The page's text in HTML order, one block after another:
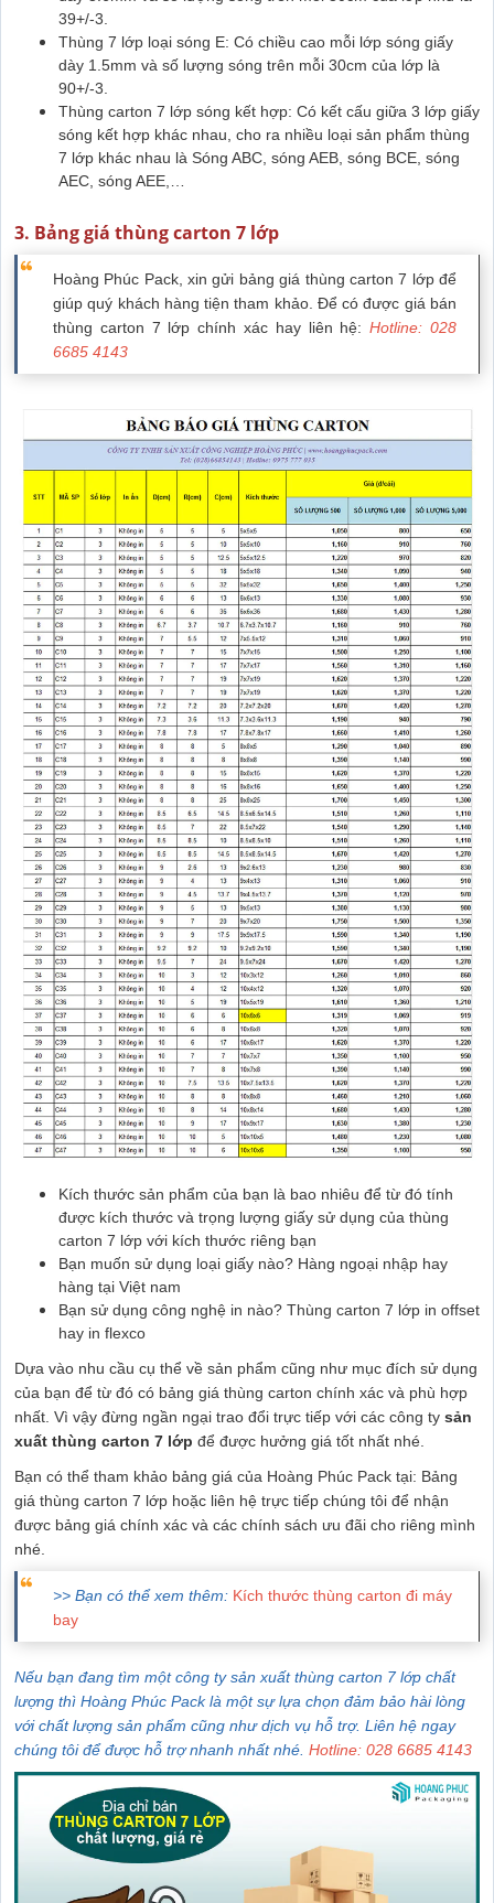
39+/-3.
Thùng 7 lớp loại sóng E: Có chiều cao mỗi lớp sóng giấy
dày 1.5mm và số lượng sóng trên mỗi 30cm của lớp là
90+/-3.
Thùng carton 7 lớp sóng kết hợp: Có kết cấu giữa 3 lớp giấy
sóng kết hợp khác nhau, cho ra nhiều loại sản phẩm thùng
7 lớp khác nhau là Sóng ABC, sóng AEB, sóng BCE, sóng
AEC, sóng AEE,…
3. Bảng giá thùng carton 7 lớp
Hoàng Phúc Pack, xin gửi bảng giá thùng carton 7 lớp để
giúp quý khách hàng tiện tham khảo. Để có được giá bán
thùng carton 7 lớp chính xác hay liên hệ:Hotline: 028
6685 4143
Kích thước sản phẩm của bạn là bao nhiêu để từ đó tính
được kích thước và trọng lượng giấy sử dụng của thùng
carton 7 lớp với kích thước riêng bạn
Bạn muốn sử dụng loại giấy nào? Hàng ngoại nhập hay
hàng tại Việt nam
Bạn sử dụng công nghệ in nào? Thùng carton 7 lớp in offset
hay in flexco
Dựa vào nhu cầu cụ thể về sản phẩm cũng như mục đích sử dụng
của bạn để từ đó có bảng giá thùng carton chính xác và phù hợp
nhất. Vì vậy đừng ngần ngại trao đổi trực tiếp với các công ty sản
xuất thùng carton 7 lớp để được hưởng giá tốt nhất nhé.
Bạn có thể tham khảo bảng giá của Hoàng Phúc Pack tại: Bảng
giá thùng carton 7 lớp hoặc liên hệ trực tiếp chúng tôi để nhận
được bảng giá chính xác và các chính sách ưu đãi cho riêng mình
nhé.
>> Bạn có thể xem thêm: Kích thước thùng carton đi máy
bay
Nếu bạn đang tìm một công ty sản xuất thùng carton 7 lớp chất
lượng thì Hoàng Phúc Pack là một sự lựa chọn đảm bảo hài lòng
với chất lượng sản phẩm cũng như dịch vụ hỗ trợ. Liên hệ ngay
chúng tôi để được hỗ trợ nhanh nhất nhé. Hotline: 028 6685 4143